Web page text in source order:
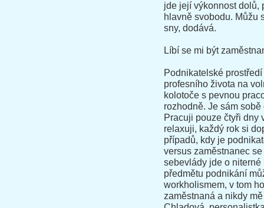
jde její výkonnost dolů,
hlavně svobodu. Můžu
sny, dodává.
Líbí se mi být
Podnikatelské
profesního života na
kolotoče s pevnou
rozhodně. Je sám
Pracuji pouze čtyři dny
relaxuji, každý rok si
případů, kdy je
versus zaměstnanec
sebevlády jde o
předmětu podnikání
workholismem, v tom
zaměstnaná a nikdy